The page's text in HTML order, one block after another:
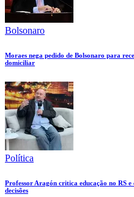
Bolsonaro
Moraes nega pedido de Bolsonaro para
domiciliar
Política
Professor Aragón critica educação no RS
decisões